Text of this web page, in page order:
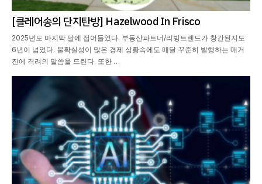
[클레어송의 단지탄방] Hazelwood In Frisco
2025년도 마지막 달에 접어들었다. 부동산파트너/리빙트렌드가 창간된지도
6년이 넘었다. 불확실성이 많은 경제 상황속에도 매달 꾸준히 발행하는 매거
진에 격려의 말씀을 드린다. 또한 …